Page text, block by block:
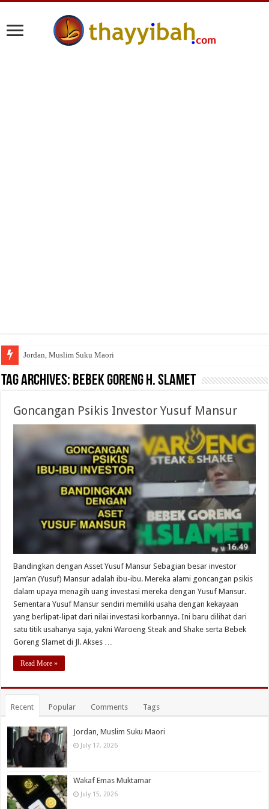
Jordan, Muslim Suku Maori
Tag Archives: Bebek Goreng H. Slamet
Goncangan Psikis Investor Yusuf Mansur
Bandingkan dengan Asset Yusuf Mansur Sebagian besar investor
Jam’an (Yusuf) Mansur adalah ibu-ibu. Mereka alami goncangan psikis
dalam upaya menagih uang investasi mereka dengan Yusuf Mansur.
Sementara Yusuf Mansur sendiri memiliki usaha dengan kekayaan
yang berlipat-lipat dari nilai investasi korbannya. Ini baru dilihat dari
satu titik usahanya saja, yakni Waroeng Steak and Shake serta Bebek
Goreng Slamet di Jl. Akses …
Read More »
Recent Popular Comments Tags
Jordan, Muslim Suku Maori
July 17, 2026
Wakaf Emas Muktamar
July 15, 2026